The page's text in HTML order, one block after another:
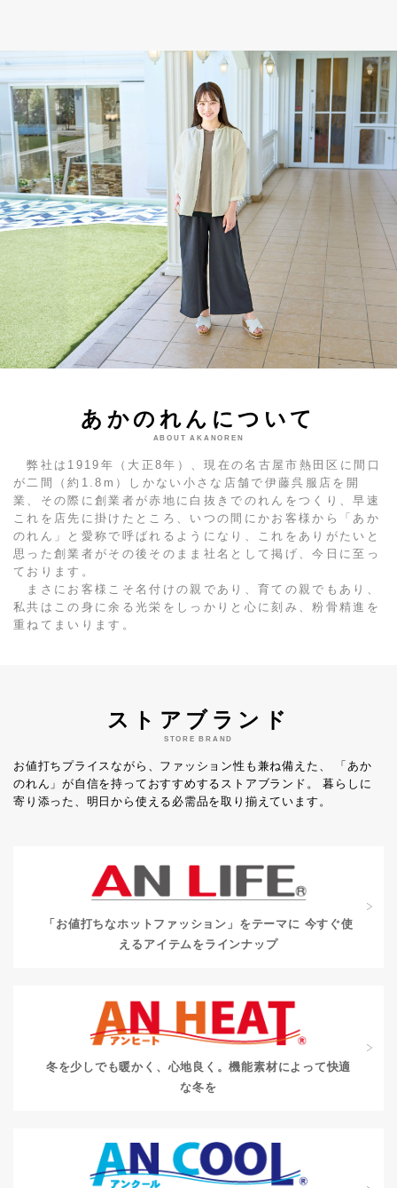
あかのれんについて
ABOUT AKANOREN
弊社は1919年（大正8年）、現在の名古屋市熱田区に間口
が二間（約1.8m）しかない小さな店舗で伊藤呉服店を開
業、その際に創業者が赤地に白抜きでのれんをつくり、早速
これを店先に掛けたところ、いつの間にかお客様から「あか
のれん」と愛称で呼ばれるようになり、これをありがたいと
思った創業者がその後そのまま社名として掲げ、今日に至っ
ております。
まさにお客様こそ名付けの親であり、育ての親でもあり、
私共はこの身に余る光栄をしっかりと心に刻み、粉骨精進を
重ねてまいります。
ストアブランド
STORE BRAND
お値打ちプライスながら、ファッション性も兼ね備えた、
「あか
のれん」が自信を持っておすすめするストアブランド。
暮らしに
寄り添った、明日から使える必需品を取り揃えています。
「お値打ちなホットファッション」をテーマに 今すぐ使
えるアイテムをラインナップ
冬を少しでも暖かく、心地良く。機能素材によって快適
な冬を